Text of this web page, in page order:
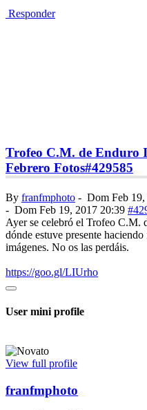
Responder
Trofeo C.M. de Enduro
Febrero Fotos#429585
By franfmphoto - Dom Feb
- Dom Feb 19, 2017 20:39
Ayer se celebró el Trofeo
dónde estuve presente
imágenes. No os las perdáis.
https://goo.gl/LIUrho
User mini profile
View full profile
franfmphoto